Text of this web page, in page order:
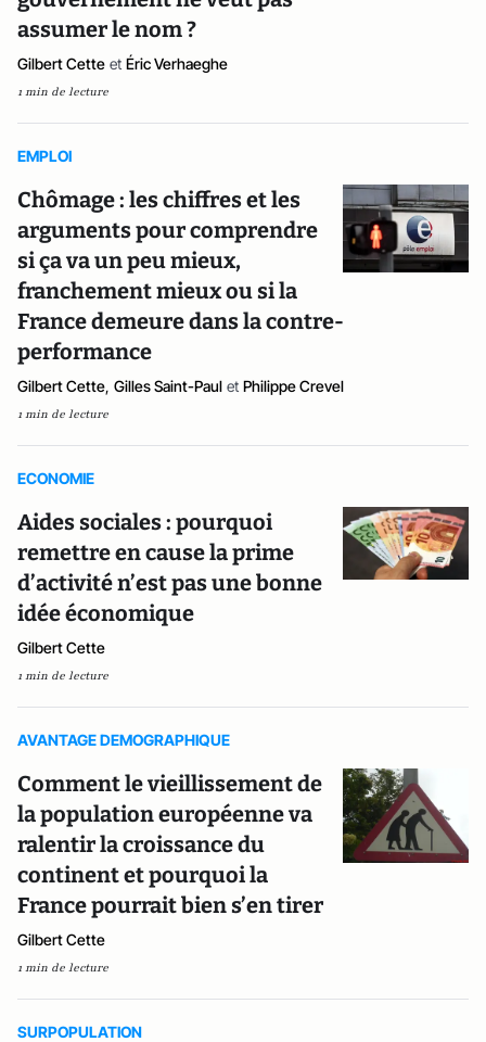
assumer le nom ?
Gilbert Cette et Éric Verhaeghe
1 min de lecture
EMPLOI
Chômage : les chiffres et les
arguments pour comprendre
si ça va un peu mieux,
franchement mieux ou si la
France demeure dans la contre-
performance
Gilbert Cette, Gilles Saint-Paul et Philippe Crevel
1 min de lecture
ECONOMIE
Aides sociales : pourquoi
remettre en cause la prime
d’activité n’est pas une bonne
idée économique
Gilbert Cette
1 min de lecture
AVANTAGE DEMOGRAPHIQUE
Comment le vieillissement de
la population européenne va
ralentir la croissance du
continent et pourquoi la
France pourrait bien s’en tirer
Gilbert Cette
1 min de lecture
SURPOPULATION